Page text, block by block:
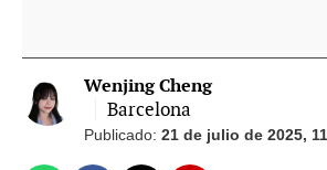
Wenjing Cheng
Barcelona
Publicado: 21 de julio de 2025,